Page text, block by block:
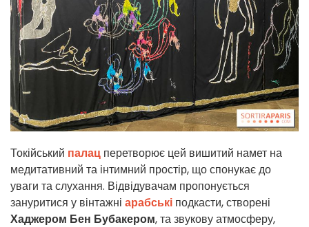
Токійський палац перетворює цей вишитий намет на
медитативний та інтимний простір, що спонукає до
уваги та слухання. Відвідувачам пропонується
зануритися у вінтажні арабські подкасти, створені
Хаджером Бен Бубакером, та звукову атмосферу,